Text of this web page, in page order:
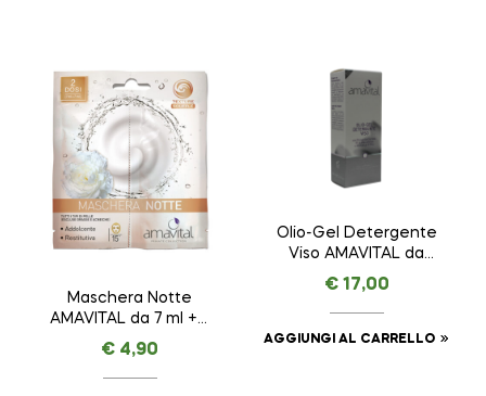
Maschera Notte
AMAVITAL da 7 ml + 7
ml
€ 4,90
Olio-Gel Detergente
Viso AMAVITAL da
100 ml
€17,00
AGGIUNGI AL CARRELLO